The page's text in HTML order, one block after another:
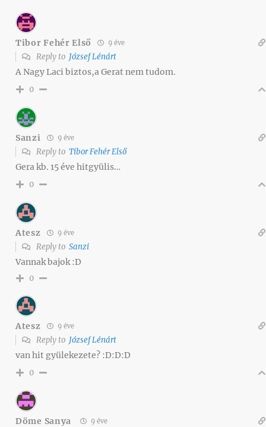
Tibor Fehér Első 9 éve
Reply to József Lénárt
A Nagy Laci biztos,a Gerat nem tudom.
0
Sanzi 9 éve
Reply to Tibor Fehér Első
Gera kb. 15 éve hitgyülis…
0
Atesz 9 éve
Reply to Sanzi
Vannak bajok :D
0
Atesz 9 éve
Reply to József Lénárt
van hit gyülekezete? :D:D:D
0
Döme Sanya 9 éve